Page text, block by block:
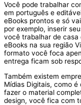
Você pode trabalhar
em português e
eBooks prontos e só
por exemplo, inserir
você trabalhar de casa
eBooks na sua região
formato você foca
entrega ficam sob
Também existem
Mídias Digitais, como é
fazer o material
design, você fica com